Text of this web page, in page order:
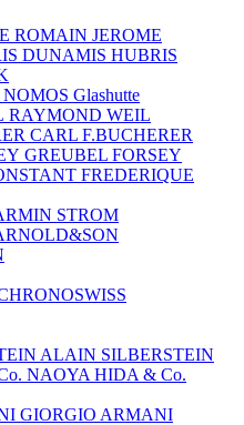
ROMAIN JEROME
DUNAMIS HUBRIS
NOMOS Glashutte
RAYMOND WEIL
CARL F.BUCHERER
GREUBEL FORSEY
FREDERIQUE
STROM
ALAIN SILBERSTEIN
NAOYA HIDA & Co.
GIORGIO ARMANI